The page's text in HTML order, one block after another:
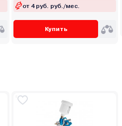
от 4 руб. руб./мес.
Купить